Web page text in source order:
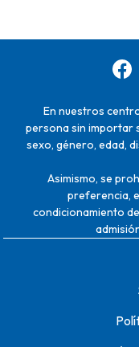
En nuestros
persona sin importar
sexo, género, edad,
Asimismo, se
preferencia,
condicionamiento